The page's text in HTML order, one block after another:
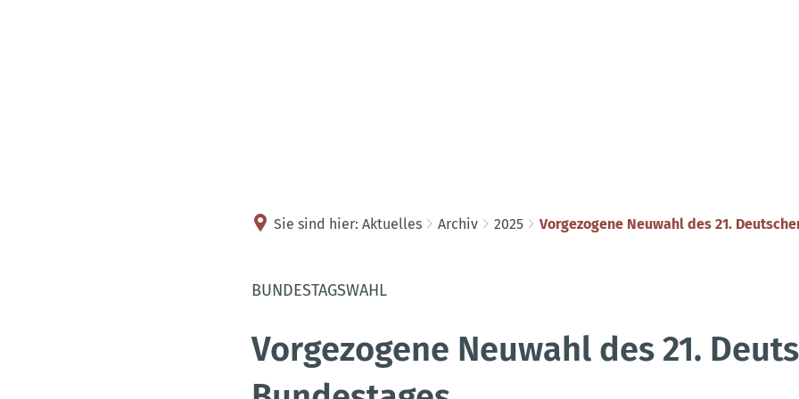
Sie sind hier: Aktuelles Archiv 2025 Vorgezogene Neuwahl des 21.
BUNDESTAGSWAHL
Vorgezogene Neuwahl des 21.